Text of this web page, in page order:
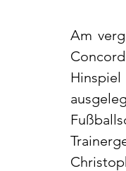
Am